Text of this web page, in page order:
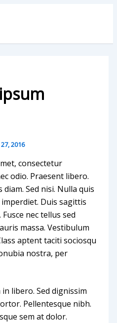
2016
consectetur
odio. Praesent libero.
Sed nisi. Nulla quis
Duis sagittis
nec tellus sed
massa. Vestibulum
aptent taciti sociosqu
nostra, per
libero. Sed dignissim
Pellentesque nibh.
sem at dolor.